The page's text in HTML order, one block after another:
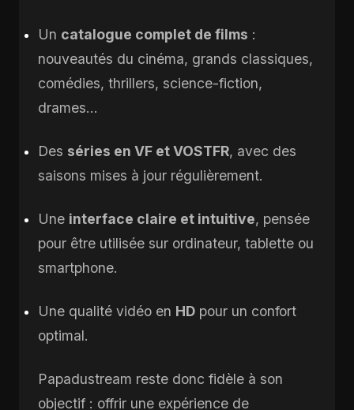
Un catalogue complet de films :
nouveautés du cinéma, grands classiques,
comédies, thrillers, science-fiction,
drames…
Des séries en VF et VOSTFR, avec des
saisons mises à jour régulièrement.
Une interface claire et intuitive, pensée
pour être utilisée sur ordinateur, tablette ou
smartphone.
Une qualité vidéo en HD pour un confort
optimal.
Papadustream reste donc fidèle à son
objectif : offrir une expérience de